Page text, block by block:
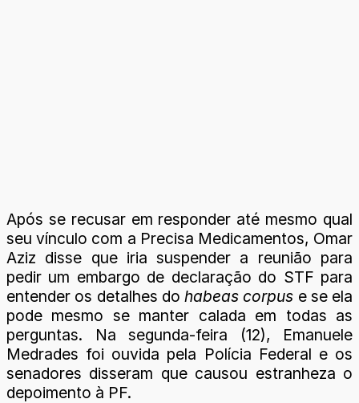
Após se recusar em responder até mesmo qual
seu vínculo com a Precisa Medicamentos, Omar
Aziz disse que iria suspender a reunião para
pedir um embargo de declaração do STF para
entender os detalhes do habeas corpus e se ela
pode mesmo se manter calada em todas as
perguntas. Na segunda-feira (12), Emanuele
Medrades foi ouvida pela Polícia Federal e os
senadores disseram que causou estranheza o
depoimento à PF.